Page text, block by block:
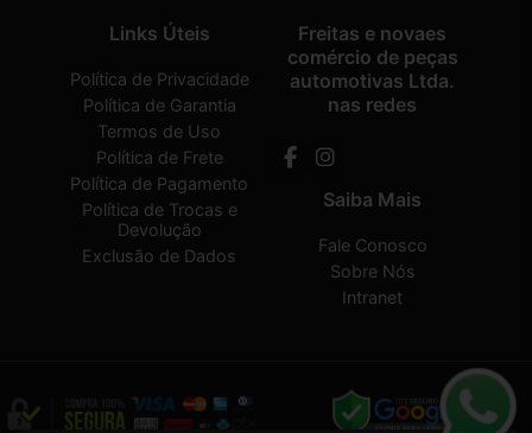
Links Úteis
Política de Privacidade
Política de Garantia
Termos de Uso
Política de Frete
Política de Pagamento
Política de Trocas e
Devolução
Exclusão de Dados
Freitas e novaes
comércio de peças
automotivas Ltda.
nas redes
Saiba Mais
Fale Conosco
Sobre Nós
Intranet